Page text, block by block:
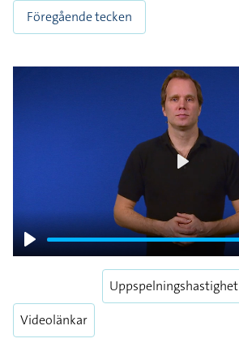
Föregående tecken
Play
Videolänkar
Uppspelningshastighet